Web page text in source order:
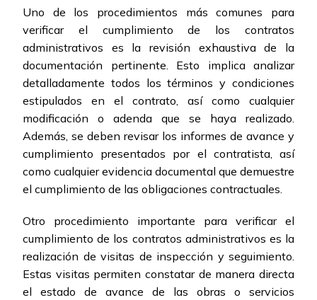
Uno de los procedimientos más comunes para
verificar el cumplimiento de los contratos
administrativos es la revisión exhaustiva de la
documentación pertinente. Esto implica analizar
detalladamente todos los términos y condiciones
estipulados en el contrato, así como cualquier
modificación o adenda que se haya realizado.
Además, se deben revisar los informes de avance y
cumplimiento presentados por el contratista, así
como cualquier evidencia documental que demuestre
el cumplimiento de las obligaciones contractuales.
Otro procedimiento importante para verificar el
cumplimiento de los contratos administrativos es la
realización de visitas de inspección y seguimiento.
Estas visitas permiten constatar de manera directa
el estado de avance de las obras o servicios